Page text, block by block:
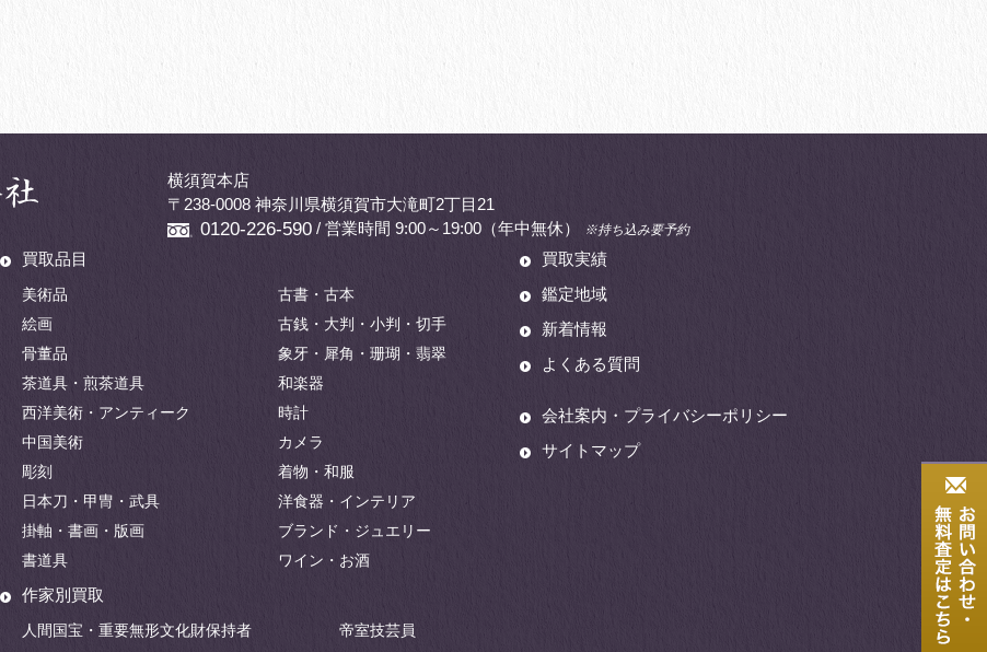
横須賀本店
〒238-0008 神奈川県横須賀市大滝町2丁目21
0120-226-590 / 営業時間 9:00～19:00（年中無休） ※持ち込み要予約
買取品目
美術品
絵画
骨董品
茶道具・煎茶道具
西洋美術・アンティーク
中国美術
彫刻
日本刀・甲冑・武具
掛軸・書画・版画
書道具
古書・古本
古銭・大判・小判・切手
象牙・犀角・珊瑚・翡翠
和楽器
時計
カメラ
着物・和服
洋食器・インテリア
ブランド・ジュエリー
ワイン・お酒
買取実績
鑑定地域
新着情報
よくある質問
会社案内・プライバシーポリシー
サイトマップ
作家別買取
人間国宝・重要無形文化財保持者
帝室技芸員